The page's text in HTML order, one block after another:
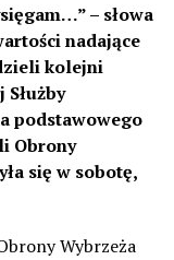
– słowa
nadające
kolejni
podstawowego
Obrony
się w sobotę,
Wybrzeża